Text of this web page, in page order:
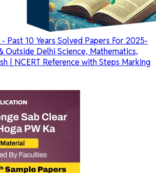
- Past 10 Years Solved Papers For 2025-
Outside Delhi Science, Mathematics,
| NCERT Reference with Steps Marking